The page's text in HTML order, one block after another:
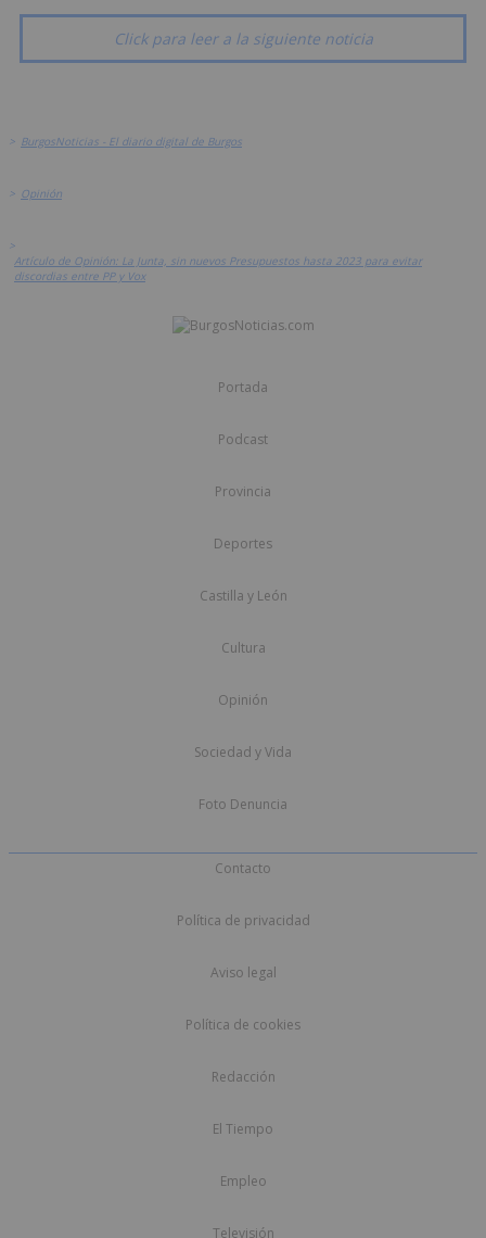
Click para leer a la siguiente noticia
> BurgosNoticias - El diario digital de Burgos
> Opinión
>
Artículo de Opinión: La Junta, sin nuevos Presupuestos hasta 2023 para evitar
discordias entre PP y Vox
Portada
Podcast
Provincia
Deportes
Castilla y León
Cultura
Opinión
Sociedad y Vida
Foto Denuncia
Contacto
Política de privacidad
Aviso legal
Política de cookies
Redacción
El Tiempo
Empleo
Televisión